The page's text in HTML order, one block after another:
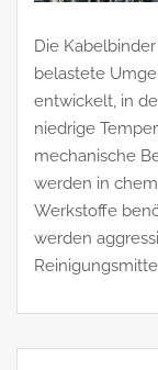
Die
belastete
entwickelt, in
niedrige
mechanische
werden in
Werkstoffe
werden